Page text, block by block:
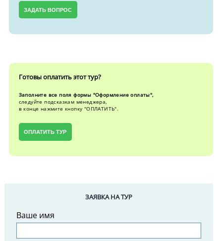
ЗАДАТЬ ВОПРОС
Готовы оплатить этот тур?
Заполните все поля формы "Оформление оплаты",
следуйте подсказкам менеджера,
в конце нажмите кнопку "ОПЛАТИТЬ".
ОПЛАТИТЬ ТУР
ЗАЯВКА НА ТУР
Ваше имя